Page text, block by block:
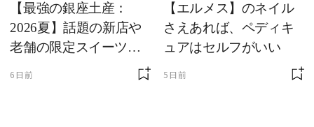
【最強の銀座土産：
2026夏】話題の新店や
老舗の限定スイーツを
ゲット【＃SPURおやつ
6日前
【エルメス】のネイル
さえあれば、ペディキ
ュアはセルフがいい
5日前